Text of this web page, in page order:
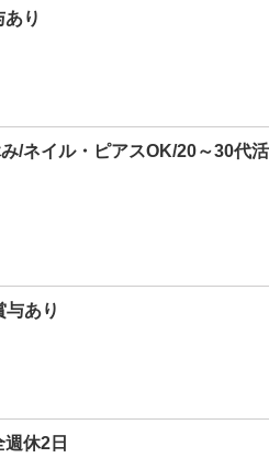
り
/ネイル・ピアスOK/20～30代活
与あり
休2日